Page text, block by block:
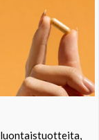
luontaistuotteita,